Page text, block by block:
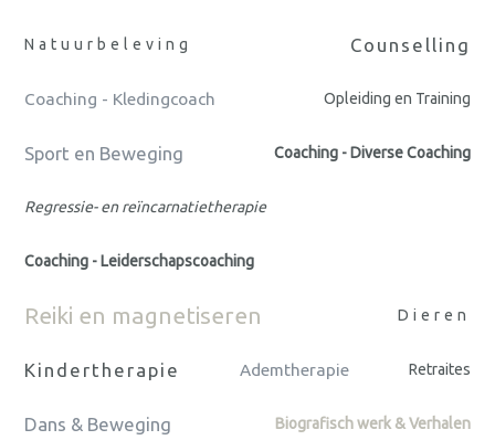
Natuurbeleving Counselling
Coaching - Kledingcoach Opleiding en Training
Sport en Beweging Coaching - Diverse Coaching
Regressie- en reïncarnatietherapie
Coaching - Leiderschapscoaching
Reiki en magnetiseren Dieren
Kindertherapie Ademtherapie Retraites
Dans & Beweging Biografisch werk & Verhalen